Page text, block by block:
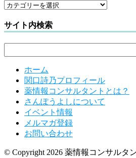
サイト内検索
ホーム
関口詩乃プロフィール
薬情報コンサルタントとは？
さんぽうよしについて
イベント情報
メルマガ登録
お問い合わせ
© Copyright 2026 薬情報コンサルタ